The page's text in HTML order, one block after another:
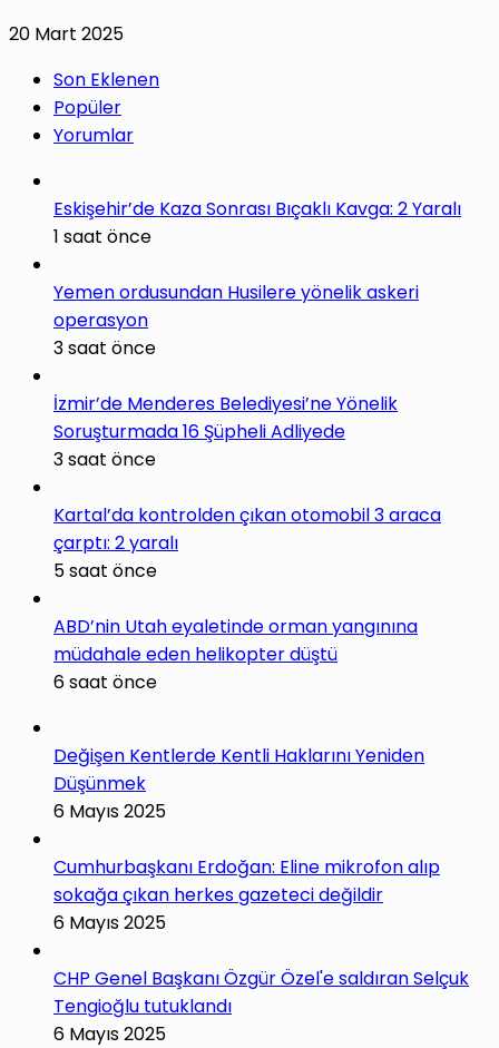
20 Mart 2025
Son Eklenen
Popüler
Yorumlar
Eskişehir’de Kaza Sonrası Bıçaklı Kavga: 2 Yaralı
1 saat önce
Yemen ordusundan Husilere yönelik askeri
operasyon
3 saat önce
İzmir’de Menderes Belediyesi’ne Yönelik
Soruşturmada 16 Şüpheli Adliyede
3 saat önce
Kartal’da kontrolden çıkan otomobil 3 araca
çarptı: 2 yaralı
5 saat önce
ABD’nin Utah eyaletinde orman yangınına
müdahale eden helikopter düştü
6 saat önce
Değişen Kentlerde Kentli Haklarını Yeniden
Düşünmek
6 Mayıs 2025
Cumhurbaşkanı Erdoğan: Eline mikrofon alıp
sokağa çıkan herkes gazeteci değildir
6 Mayıs 2025
CHP Genel Başkanı Özgür Özel'e saldıran Selçuk
Tengioğlu tutuklandı
6 Mayıs 2025